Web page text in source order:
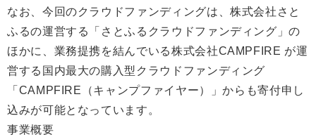
なお、今回のクラウドファンディングは、株式会社さと
ふるの運営する「さとふるクラウドファンディング」の
ほかに、業務提携を結んでいる株式会社CAMPFIRE が運
営する国内最大の購入型クラウドファンディング
「CAMPFIRE（キャンプファイヤー）」からも寄付申し
込みが可能となっています。
事業概要